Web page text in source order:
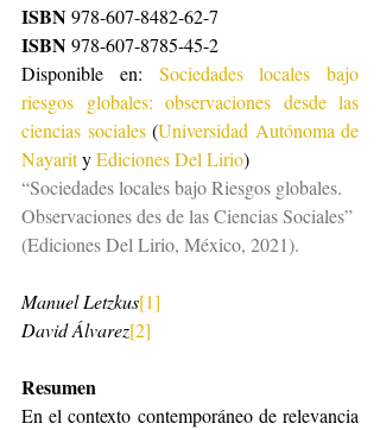
ISBN 978-607-8482-62-7
ISBN 978-607-8785-45-2
Disponible en: Sociedades locales bajo
riesgos globales: observaciones desde las
ciencias sociales (Universidad Autónoma de
Nayarit y Ediciones Del Lirio)
“Sociedades locales bajo Riesgos globales.
Observaciones des de las Ciencias Sociales”
(Ediciones Del Lirio, México, 2021).
Manuel Letzkus[1]
David Álvarez[2]
Resumen
En el contexto contemporáneo de relevancia